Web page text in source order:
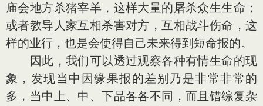
庙会地方杀猪宰羊，这样大量的屠杀众生生命；
或者教导人家互相杀害对方，互相战斗伤命，这
样的业行，也是会使得自己未来得到短命报的。
因此，我们可以透过观察各种有情生命的现
象，发现当中因缘果报的差别乃是非常非常的
多，当中上、中、下品各各不同，而且错综复杂